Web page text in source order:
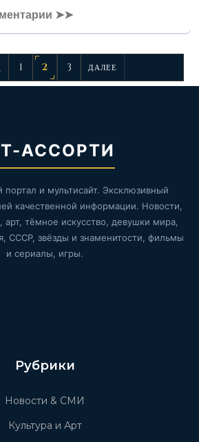
➤➤
1 2 3 ДАЛЕЕ
АССОРТИ
и мультисайт. Эксклюзивный
качественной информации. Новости,
тёмное искусство, девушки мира,
СССР, звёзды и знаменитости, фильмы
и сериалы, игры.
Рубрики
Новости & СМИ
Культура и Арт